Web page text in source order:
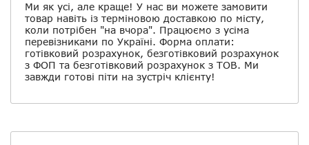
Ми як усі, але краще! У нас ви можете замовити
товар навіть із терміновою доставкою по місту,
коли потрібен "на вчора". Працюємо з усіма
перевізниками по Україні. Форма оплати:
готівковий розрахунок, безготівковий розрахунок
з ФОП та безготівковий розрахунок з ТОВ. Ми
завжди готові піти на зустріч клієнту!